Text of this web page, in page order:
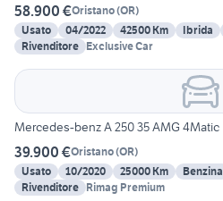
58.900 €Oristano(OR)
Usato
04/2022 42500 Km Ibrida
Rivenditore Exclusive Car
Mercedes-benz A 250 35 AMG 4Matic
39.900 €Oristano(OR)
Usato
10/2020 25000 Km Benzina
Rivenditore Rimag Premium